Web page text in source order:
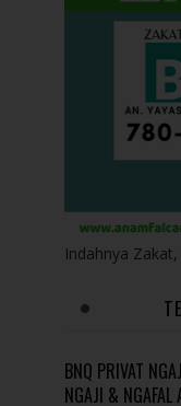
Indahnya
BNQ PRIVAT
NGAJI & NGAFAL